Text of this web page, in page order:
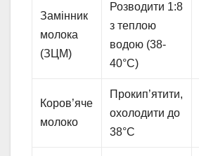
Замінник
молока
(ЗЦМ)
Розводити 1:8
з теплою
водою (38-
40°C)
Коров’яче
молоко
Прокип’ятити,
охолодити до
38°C